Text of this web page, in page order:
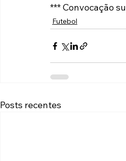
*** Convocação
Futebol
Posts recentes